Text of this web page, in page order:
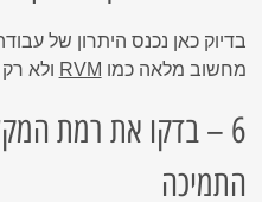
בדיוק כאן נכנס היתרון של
מחשוב מלאה כמו RVM ולא
6 – בדקו את רמת
התמיכה